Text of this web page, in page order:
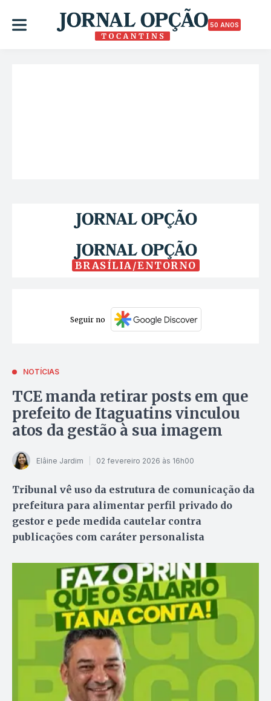
50 ANOS
BRASÍLIA/ENTORNO
Seguir no
NOTÍCIAS
TCE manda retirar posts em que
prefeito de Itaguatins vinculou
atos da gestão à sua imagem
Elâine Jardim 02 fevereiro 2026 às 16h00
Tribunal vê uso da estrutura de comunicação da
prefeitura para alimentar perfil privado do
gestor e pede medida cautelar contra
publicações com caráter personalista